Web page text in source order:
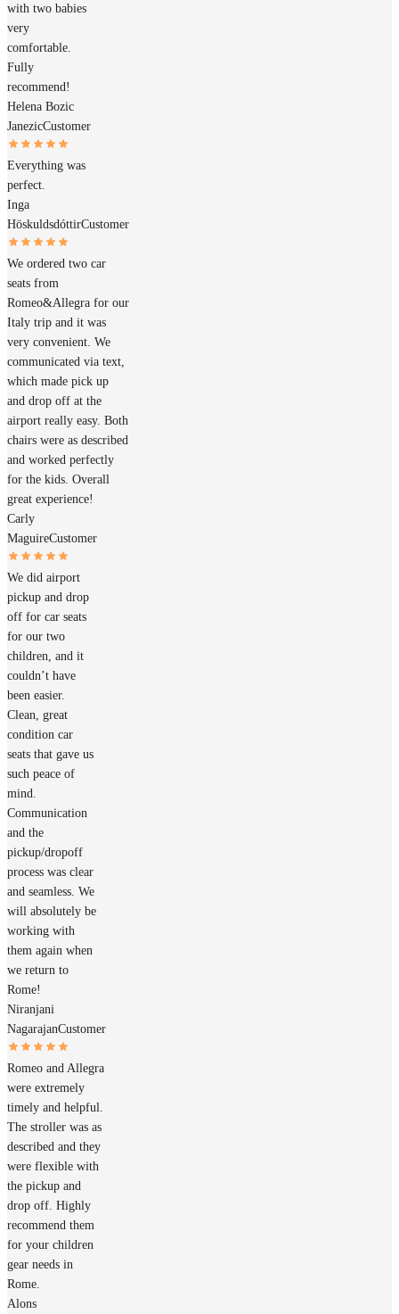
with two babies
very
comfortable.
Fully
recommend!
Helena Bozic
JanezicCustomer
Everything was
perfect.
Inga
HöskuldsdóttirCustomer
We ordered two car
seats from
Romeo&Allegra for our
Italy trip and it was
very convenient. We
communicated via text,
which made pick up
and drop off at the
airport really easy. Both
chairs were as described
and worked perfectly
for the kids. Overall
great experience!
Carly
MaguireCustomer
We did airport
pickup and drop
off for car seats
for our two
children, and it
couldn’t have
been easier.
Clean, great
condition car
seats that gave us
such peace of
mind.
Communication
and the
pickup/dropoff
process was clear
and seamless. We
will absolutely be
working with
them again when
we return to
Rome!
Niranjani
NagarajanCustomer
Romeo and Allegra
were extremely
timely and helpful.
The stroller was as
described and they
were flexible with
the pickup and
drop off. Highly
recommend them
for your children
gear needs in
Rome.
Alons